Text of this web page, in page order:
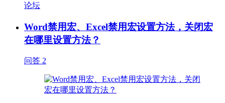
论坛
Word禁用宏、Excel禁用宏设置方法，关闭宏
在哪里设置方法？
问答 2